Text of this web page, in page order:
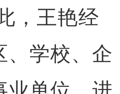
，王艳经
、学校、企